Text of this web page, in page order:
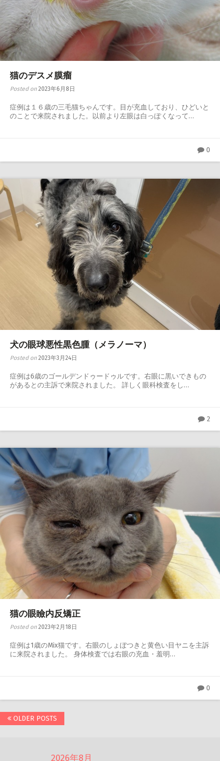
猫のデスメ膜瘤
Posted on 2023年6月8日
症例は１６歳の三毛猫ちゃんです。目が充血しており、ひどいと
のことで来院されました。以前より左眼は白っぽくなって…
0
犬の眼球悪性黒色腫（メラノーマ）
Posted on 2023年3月24日
症例は6歳のゴールデンドゥードゥルです。右眼に黒いできもの
があるとの主訴で来院されました。 詳しく眼科検査をし…
2
猫の眼瞼内反矯正
Posted on 2023年2月18日
症例は1歳のMix猫です。右眼のしょぼつきと黄色い目ヤニを主訴
に来院されました。 身体検査では右眼の充血・羞明…
0
Posts
navigation
OLDER POSTS
2026年8月